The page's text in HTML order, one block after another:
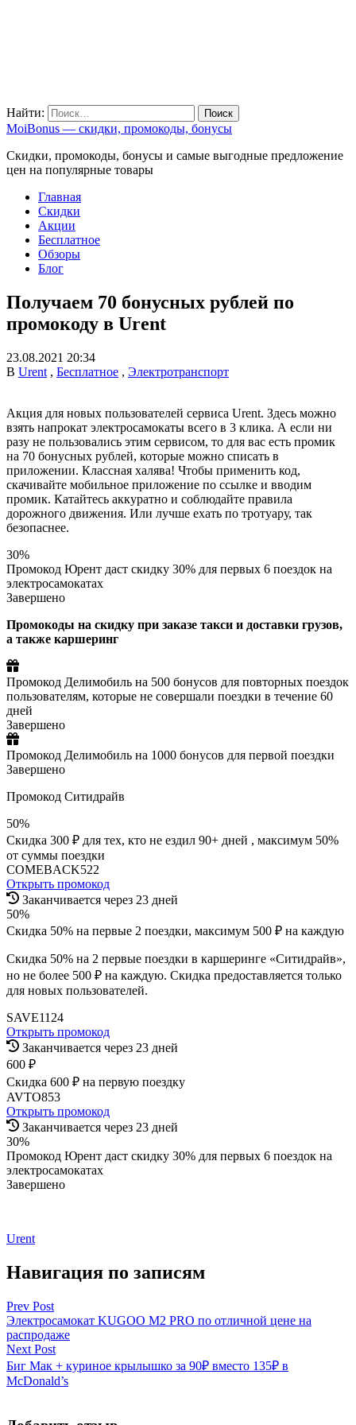
Найти:
MoiBonus — скидки, промокоды, бонусы
Скидки, промокоды, бонусы и самые выгодные предложение
цен на популярные товары
Главная
Скидки
Акции
Бесплатное
Обзоры
Блог
Получаем 70 бонусных рублей по
промокоду в Urent
23.08.2021 20:34
В Urent , Бесплатное , Электротранспорт
Акция для новых пользователей сервиса Urent. Здесь можно
взять напрокат электросамокаты всего в 3 клика. А если ни
разу не пользовались этим сервисом, то для вас есть промик
на 70 бонусных рублей, которые можно списать в
приложении. Классная халява! Чтобы применить код,
скачивайте мобильное приложение по ссылке и вводим
промик. Катайтесь аккуратно и соблюдайте правила
дорожного движения. Или лучше ехать по тротуару, так
безопаснее.
30%
Промокод Юрент даст скидку 30% для первых 6 поездок на
электросамокатах
Завершено
Промокоды на скидку при заказе такси и доставки грузов,
а также каршеринг
Промокод Делимобиль на 500 бонусов для повторных поездок
пользователям, которые не совершали поездки в течение 60
дней
Завершено
Промокод Делимобиль на 1000 бонусов для первой поездки
Завершено
Промокод Ситидрайв
50%
Скидка 300 ₽ для тех, кто не ездил 90+ дней , максимум 50%
от суммы поездки
COMEBACK522
Открыть промокод
Заканчивается через 23 дней
50%
Скидка 50% на первые 2 поездки, максимум 500 ₽ на каждую
Скидка 50% на 2 первые поездки в каршеринге «Ситидрайв»,
но не более 500 ₽ на каждую. Скидка предоставляется только
для новых пользователей.
SAVE1124
Открыть промокод
Заканчивается через 23 дней
600 ₽
Скидка 600 ₽ на первую поездку
AVTO853
Открыть промокод
Заканчивается через 23 дней
30%
Промокод Юрент даст скидку 30% для первых 6 поездок на
электросамокатах
Завершено
Urent
Навигация по записям
Prev Post
Электросамокат KUGOO M2 PRO по отличной цене на
распродаже
Next Post
Биг Мак + куриное крылышко за 90₽ вместо 135₽ в
McDonald’s